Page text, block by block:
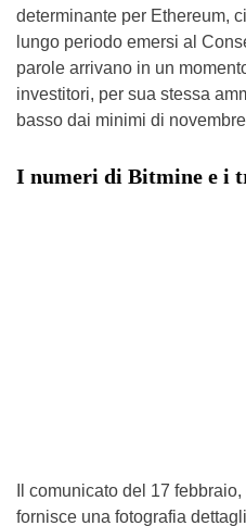
determinante per Ethereum,
lungo periodo emersi al
parole arrivano in un
investitori, per sua stessa
basso dai minimi di
I numeri di Bitmine e i
Il comunicato del 17
fornisce una fotografia